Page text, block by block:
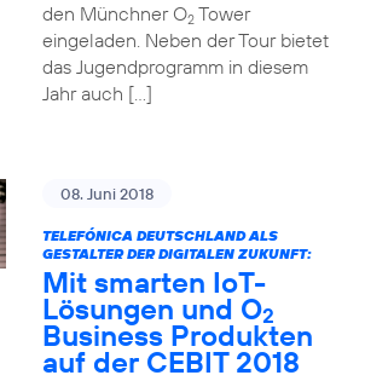
den Münchner O2Tower
eingeladen. Neben der Tour bietet
das Jugendprogramm in diesem
Jahr auch […]
08. Juni 2018
TELEFÓNICA DEUTSCHLAND ALS
GESTALTER DER DIGITALEN ZUKUNFT:
Mit smarten IoT-
Lösungen und O2
Business Produkten
auf der CEBIT 2018